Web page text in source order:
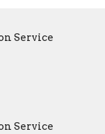
Service
Service